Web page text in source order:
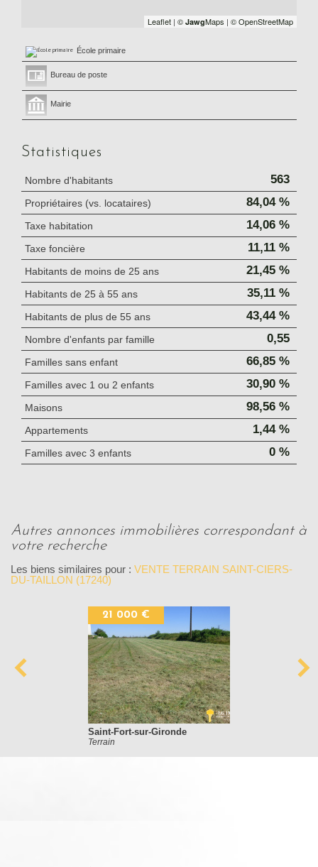
Leaflet | © JawgMaps | © OpenStreetMap
École primaire
Bureau de poste
Mairie
Statistiques
Nombre d'habitants 563
Propriétaires (vs. locataires) 84,04 %
Taxe habitation 14,06 %
Taxe foncière 11,11 %
Habitants de moins de 25 ans 21,45 %
Habitants de 25 à 55 ans 35,11 %
Habitants de plus de 55 ans 43,44 %
Nombre d'enfants par famille 0,55
Familles sans enfant 66,85 %
Familles avec 1 ou 2 enfants 30,90 %
Maisons 98,56 %
Appartements 1,44 %
Familles avec 3 enfants 0 %
autres annonces immobilières correspondant à
votre recherche
Les biens similaires pour : VENTE TERRAIN SAINT-CIERS-
DU-TAILLON (17240)
21 000 €
Saint-Fort-sur-Gironde
Terrain